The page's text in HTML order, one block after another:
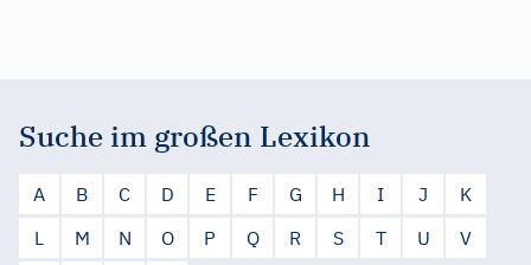
Suche im großen Lexikon
A B C D E F G H I J
K
L
M N O P Q R S T U
V